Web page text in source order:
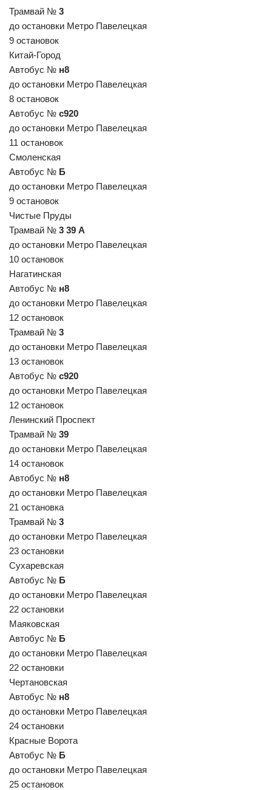
Трамвай № 3
до остановки Метро Павелецкая
9 остановок
Китай-Город
Автобус № н8
до остановки Метро Павелецкая
8 остановок
Автобус № с920
до остановки Метро Павелецкая
11 остановок
Смоленская
Автобус № Б
до остановки Метро Павелецкая
9 остановок
Чистые Пруды
Трамвай № 3 39 А
до остановки Метро Павелецкая
10 остановок
Нагатинская
Автобус № н8
до остановки Метро Павелецкая
12 остановок
Трамвай № 3
до остановки Метро Павелецкая
13 остановок
Автобус № с920
до остановки Метро Павелецкая
12 остановок
Ленинский Проспект
Трамвай № 39
до остановки Метро Павелецкая
14 остановок
Автобус № н8
до остановки Метро Павелецкая
21 остановка
Трамвай № 3
до остановки Метро Павелецкая
23 остановки
Сухаревская
Автобус № Б
до остановки Метро Павелецкая
22 остановки
Маяковская
Автобус № Б
до остановки Метро Павелецкая
22 остановки
Чертановская
Автобус № н8
до остановки Метро Павелецкая
24 остановки
Красные Ворота
Автобус № Б
до остановки Метро Павелецкая
25 остановок